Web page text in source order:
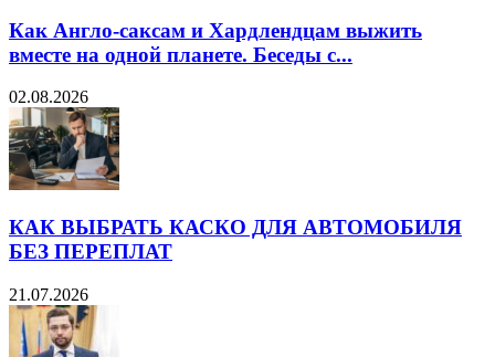
Как Англо-саксам и Хардлендцам выжить
вместе на одной планете. Беседы с...
02.08.2026
КАК ВЫБРАТЬ КАСКО ДЛЯ АВТОМОБИЛЯ
БЕЗ ПЕРЕПЛАТ
21.07.2026